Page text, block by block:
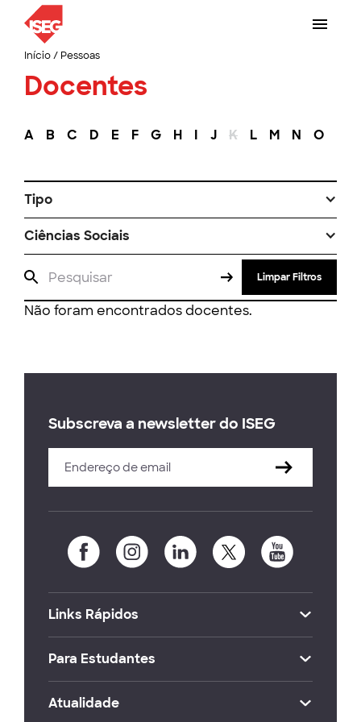
Início/ Pessoas
Docentes
A B C D E F G H I J K L M N O
Tipo
Ciências Sociais
Limpar Filtros
Não foram encontrados docentes.
Subscreva a newsletter do ISEG
Links Rápidos
Para Estudantes
Atualidade